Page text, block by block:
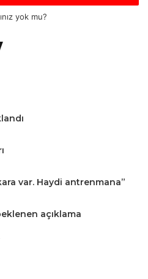
yok mu?
var. Haydi antrenmana”
açıklama